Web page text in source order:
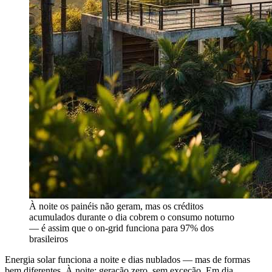
À noite os painéis não geram, mas os créditos
acumulados durante o dia cobrem o consumo noturno
— é assim que o on-grid funciona para 97% dos
brasileiros
Energia solar funciona a noite e dias nublados — mas de formas